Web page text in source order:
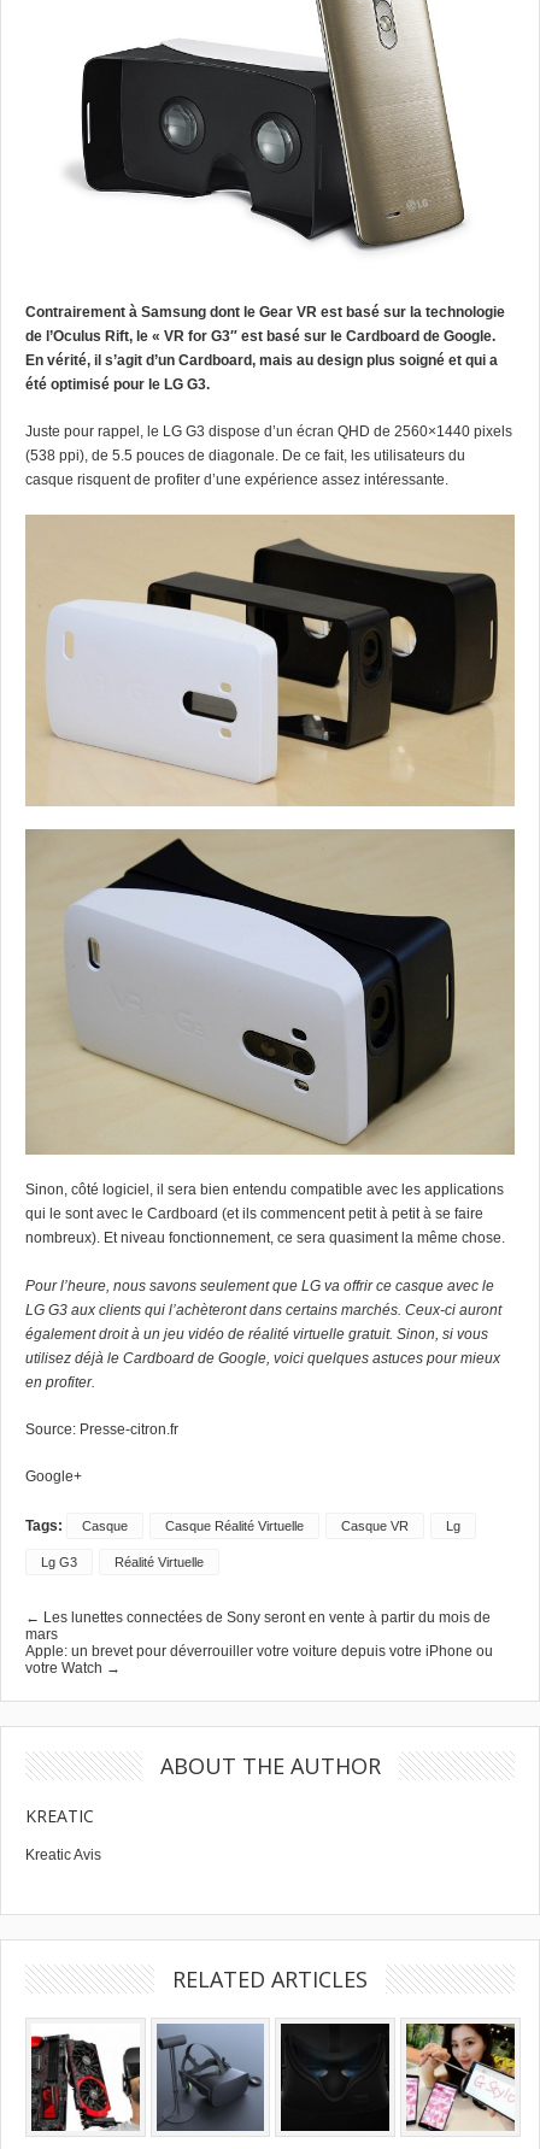
Contrairement à Samsung dont le Gear VR est basé sur la technologie
de l’Oculus Rift, le « VR for G3″ est basé sur le Cardboard de Google.
En vérité, il s’agit d’un Cardboard, mais au design plus soigné et qui a
été optimisé pour le LG G3.
Juste pour rappel, le LG G3 dispose d’un écran QHD de 2560×1440 pixels
(538 ppi), de 5.5 pouces de diagonale. De ce fait, les utilisateurs du
casque risquent de profiter d’une expérience assez intéressante.
Sinon, côté logiciel, il sera bien entendu compatible avec les applications
qui le sont avec le Cardboard (et ils commencent petit à petit à se faire
nombreux). Et niveau fonctionnement, ce sera quasiment la même chose.
Pour l’heure, nous savons seulement que LG va offrir ce casque avec le
LG G3 aux clients qui l’achèteront dans certains marchés. Ceux-ci auront
également droit à un jeu vidéo de réalité virtuelle gratuit. Sinon, si vous
utilisez déjà le Cardboard de Google, voici quelques astuces pour mieux
en profiter.
Source: Presse-citron.fr
Google+
Tags: Casque Casque Réalité Virtuelle Casque VR Lg
Lg G3 Réalité Virtuelle
← Les lunettes connectées de Sony seront en vente à partir du mois de
mars
Apple: un brevet pour déverrouiller votre voiture depuis votre iPhone ou
votre Watch →
ABOUT THE AUTHOR
KREATIC
Kreatic Avis
RELATED ARTICLES